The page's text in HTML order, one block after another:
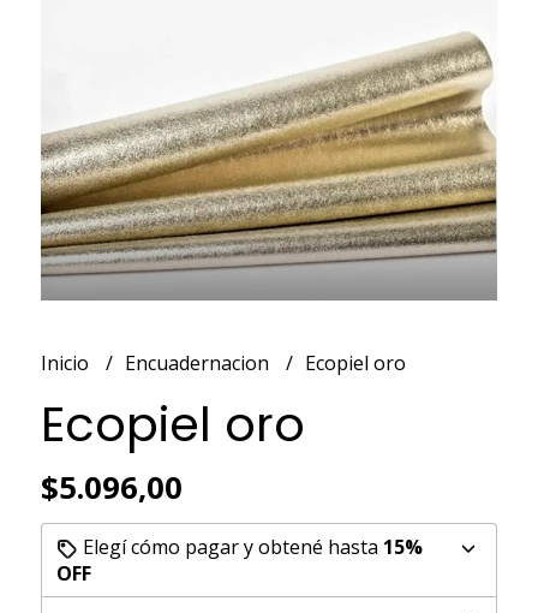
Inicio Encuadernacion Ecopiel oro
Ecopiel oro
$5.096,00
Elegí cómo pagar y obtené hasta 15%
OFF